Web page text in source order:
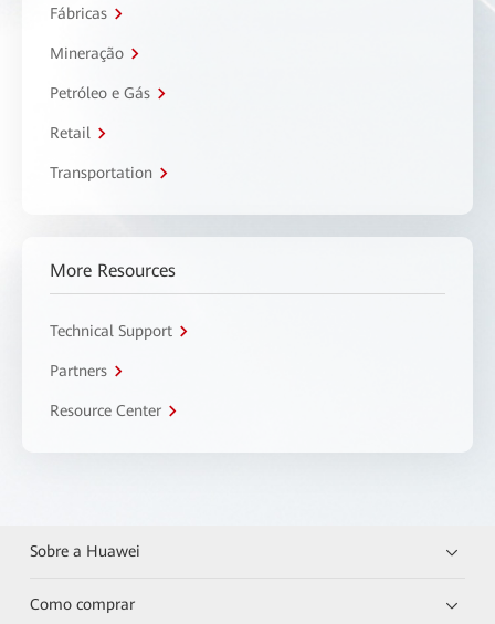
Fábricas
Mineração
Petróleo e Gás
Retail
Transportation
More Resources
Technical Support
Partners
Resource Center
Sobre a Huawei
Como comprar